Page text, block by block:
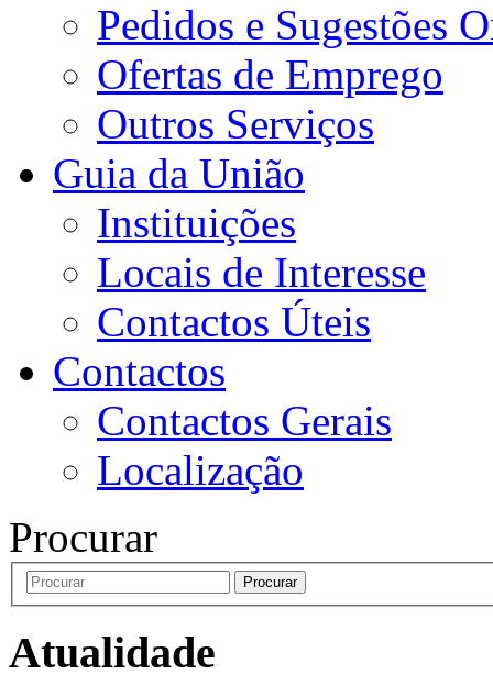
Pedidos e Sugestões
Ofertas de Emprego
Outros Serviços
Guia da União
Instituições
Locais de Interesse
Contactos Úteis
Contactos
Contactos Gerais
Localização
Procurar
Procurar
Atualidade